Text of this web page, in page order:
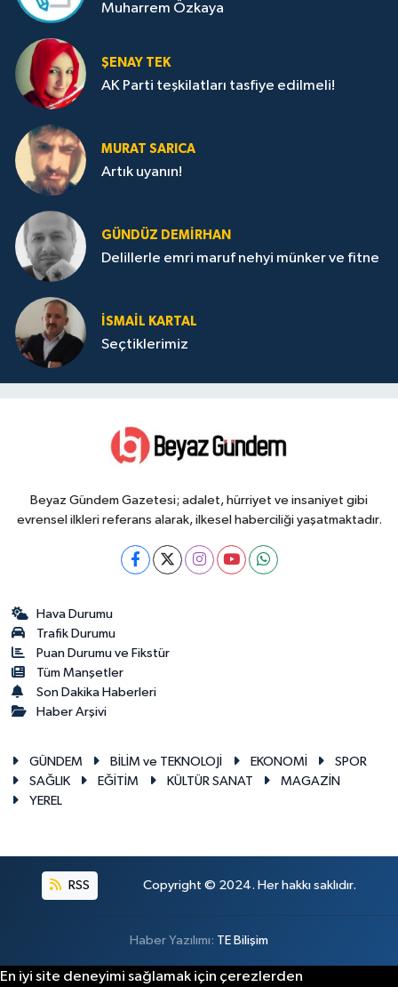
Muharrem Özkaya
ŞENAY TEK
AK Parti teşkilatları tasfiye edilmeli!
MURAT SARICA
Artık uyanın!
GÜNDÜZ DEMIRHAN
Delillerle emri maruf nehyi münker ve fitne
İSMAIL KARTAL
Seçtiklerimiz
Beyaz Gündem Gazetesi; adalet, hürriyet ve insaniyet gibi
evrensel ilkleri referans alarak, ilkesel haberciliği yaşatmaktadır.
Hava Durumu
Trafik Durumu
Puan Durumu ve Fikstür
Tüm Manşetler
Son Dakika Haberleri
Haber Arşivi
GÜNDEM BİLİM ve TEKNOLOJİ EKONOMİ
SPOR
SAĞLIK
EĞİTİM KÜLTÜR SANAT
MAGAZİN
YEREL
RSS Copyright © 2024. Her hakkı saklıdır.
Haber Yazılımı: TE Bilişim
En iyi site deneyimi sağlamak için çerezlerden